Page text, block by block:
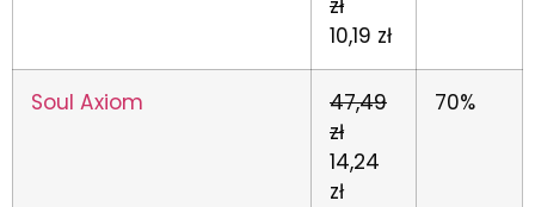
10,19 zł
Soul Axiom
47,49
zł
14,24
zł
70%